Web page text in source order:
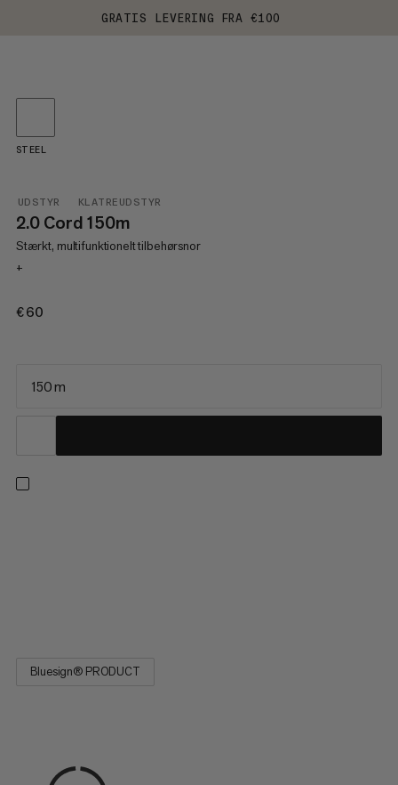
GRATIS LEVERING FRA €100
UDSTYR KLATREUDSTYR
2.0 Cord 150m
Stærkt, multifunktionelt tilbehørsnor
+
€60
STEEL
150 m
Bluesign® PRODUCT